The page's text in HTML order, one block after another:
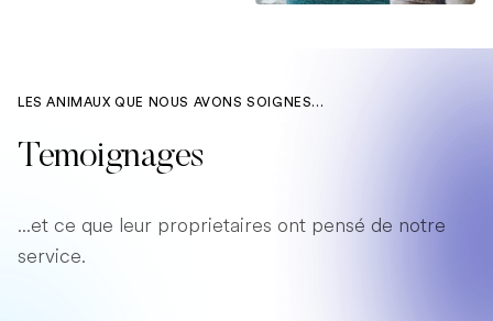
LES ANIMAUX QUE NOUS AVONS SOIGNES...
Temoignages
...et ce que leur proprietaires ont pensé de notre
service.